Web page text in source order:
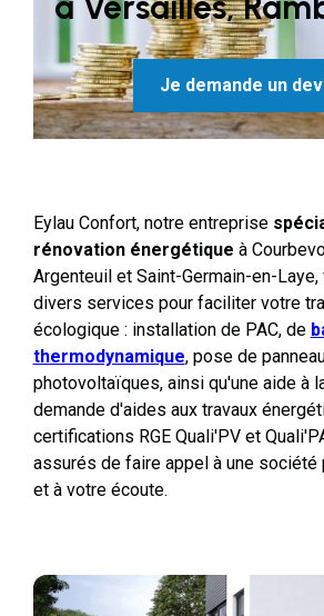
Je demande un
Eylau Confort, notre entreprise
rénovation énergétique à
Argenteuil et Saint-Germain-en-
divers services pour faciliter votre
écologique : installation de PAC, de
thermodynamique, pose de
photovoltaïques, ainsi qu'une aide à
demande d'aides aux travaux
certifications RGE Quali'PV et
assurés de faire appel à une
et à votre écoute.